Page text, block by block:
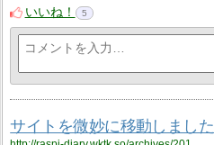
いいね！
5
サイトを微妙に移動しました